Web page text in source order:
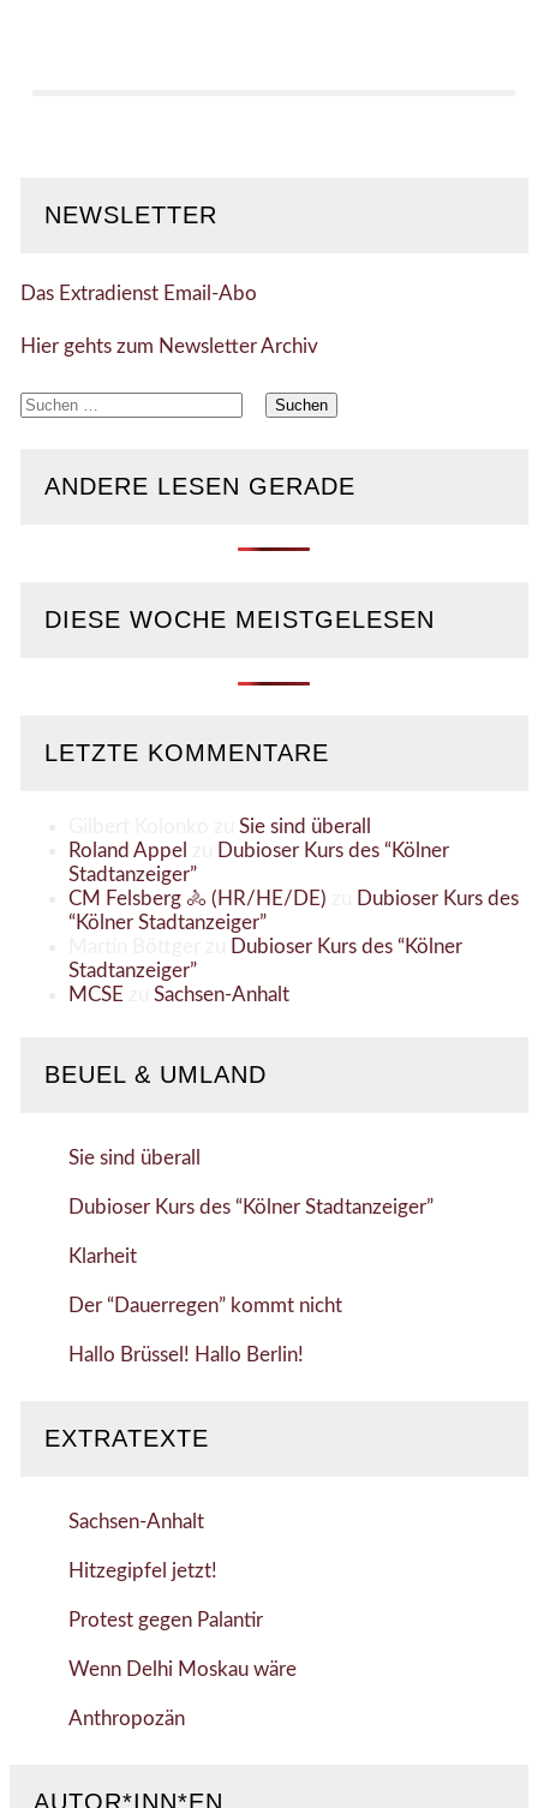
NEWSLETTER
Das Extradienst Email-Abo
Hier gehts zum Newsletter Archiv
Suchen
ANDERE LESEN GERADE
DIESE WOCHE MEISTGELESEN
LETZTE KOMMENTARE
Sie sind überall
Roland Appel
Dubioser Kurs des “Kölner
Stadtanzeiger”
CM Felsberg 🚴 (HR/HE/DE)
Dubioser Kurs des
“Kölner Stadtanzeiger”
Dubioser Kurs des “Kölner
Stadtanzeiger”
MCSE
Sachsen-Anhalt
BEUEL & UMLAND
Sie sind überall
Dubioser Kurs des “Kölner Stadtanzeiger”
Klarheit
Der “Dauerregen” kommt nicht
Hallo Brüssel! Hallo Berlin!
EXTRATEXTE
Sachsen-Anhalt
Hitzegipfel jetzt!
Protest gegen Palantir
Wenn Delhi Moskau wäre
Anthropozän
AUTOR*INN*EN